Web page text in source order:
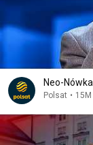
Neo-
Polsat •